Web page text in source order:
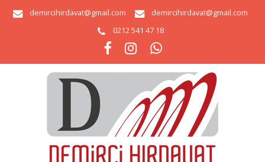
demircihirdavat@gmail.com
demircihirdavat@gmail.com
0212 541 47 18